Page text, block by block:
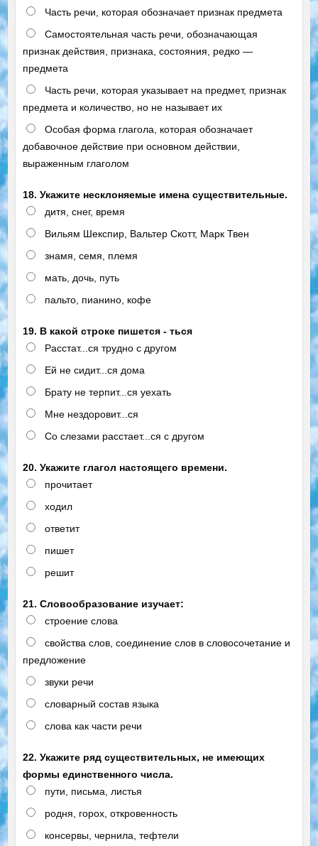
Часть речи, которая обозначает признак предмета
Самостоятельная часть речи, обозначающая
признак действия, признака, состояния, редко —
предмета
Часть речи, которая указывает на предмет, признак
предмета и количество, но не называет их
Особая форма глагола, которая обозначает
добавочное действие при основном действии,
выраженным глаголом
18. Укажите несклоняемые имена существительные.
дитя, снег, время
Вильям Шекспир, Вальтер Скотт, Марк Твен
знамя, семя, племя
мать, дочь, путь
пальто, пианино, кофе
19. В какой строке пишется - ться
Расстат...ся трудно с другом
Ей не сидит...ся дома
Брату не терпит...ся уехать
Мне нездоровит...ся
Со слезами расстает...ся с другом
20. Укажите глагол настоящего времени.
прочитает
ходил
ответит
пишет
решит
21. Словообразование изучает:
строение слова
свойства слов, соединение слов в словосочетание и
предложение
звуки речи
словарный состав языка
слова как части речи
22. Укажите ряд существительных, не имеющих
формы единственного числа.
пути, письма, листья
родня, горох, откровенность
консервы, чернила, тефтели